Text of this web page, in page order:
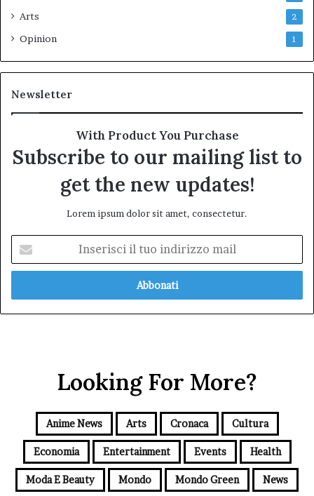
Arts 2
Opinion 1
Newsletter
With Product You Purchase
Subscribe to our mailing list to
get the new updates!
Lorem ipsum dolor sit amet, consectetur.
tuo
mail
Looking For More?
Anime News Arts Cronaca Cultura
Economia Entertainment Events Health
Moda E Beauty Mondo Mondo Green News